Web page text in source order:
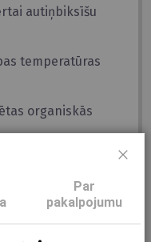
autiņbiksīšu
temperatūras
organiskās
ļaujot izstiepties
Par
pakalpojumu